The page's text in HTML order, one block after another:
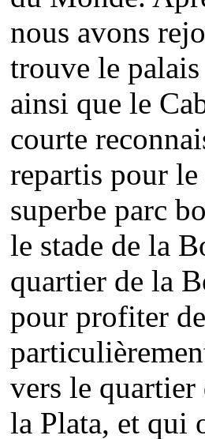
nous avons
trouve le palais
ainsi que le
courte
repartis pour
superbe parc
le stade de la
quartier de la
pour profiter
vers le
la Plata, et qui